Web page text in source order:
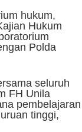
hukum,
Hukum
Polda
seluruh
FH Unila
pembelajaran
tinggi,